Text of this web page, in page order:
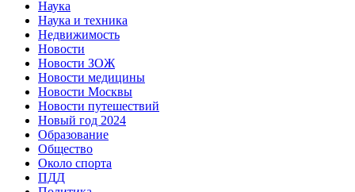
Наука
Наука и техника
Недвижимость
Новости
Новости ЗОЖ
Новости медицины
Новости Москвы
Новости путешествий
Новый год 2024
Образование
Общество
Около спорта
ПДД